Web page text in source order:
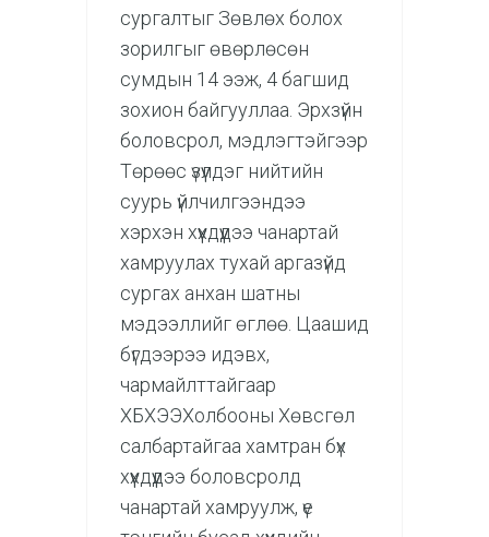
сургалтыг Зөвлөх болох
зорилгыг өвөрлөсөн
сумдын 14 ээж, 4 багшид
зохион байгууллаа. Эрхзүйн
боловсрол, мэдлэгтэйгээр
Төрөөс үзүүлдэг нийтийн
суурь үйлчилгээндээ
хэрхэн хүүхдүүдээ чанартай
хамруулах тухай аргазүйд
сургах анхан шатны
мэдээллийг өглөө. Цаашид
бүгдээрээ идэвх,
чармайлттайгаар
ХБХЭЭХолбооны Хөвсгөл
салбартайгаа хамтран бүх
хүүхдүүдээ боловсролд
чанартай хамруулж, үе